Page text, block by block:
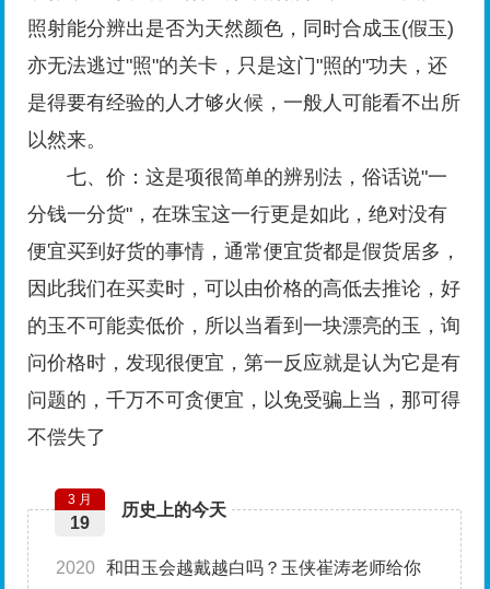
照射能分辨出是否为天然颜色，同时合成玉(假玉)
亦无法逃过"照"的关卡，只是这门"照的"功夫，还
是得要有经验的人才够火候，一般人可能看不出所
以然来。
七、价：这是项很简单的辨别法，俗话说"一
分钱一分货"，在珠宝这一行更是如此，绝对没有
便宜买到好货的事情，通常便宜货都是假货居多，
因此我们在买卖时，可以由价格的高低去推论，好
的玉不可能卖低价，所以当看到一块漂亮的玉，询
问价格时，发现很便宜，第一反应就是认为它是有
问题的，千万不可贪便宜，以免受骗上当，那可得
不偿失了
历史上的今天
3 月
19
2020 和田玉会越戴越白吗？玉侠崔涛老师给你